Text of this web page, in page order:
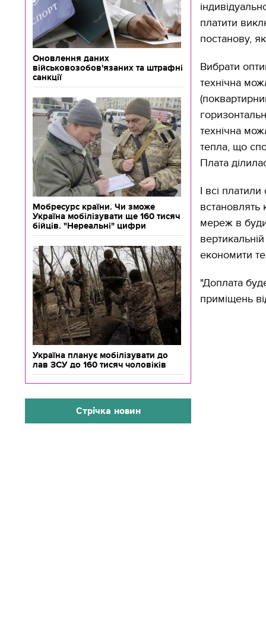
Оновлення даних
військовозобов'язаних та штрафні
санкції
Мобресурс країни. Чи зможе
Україна мобілізувати ще 160 тисяч
бійців. "Нереальні" цифри
Україна планує мобілізувати до
лав ЗСУ до 160 тисяч чоловіків
Стрічка новин
платити
постанову,
Вибрати
технічна
технічна
тепла, що
Плата
І всі
встановлять
мереж в
економити
"Доплата
приміщень